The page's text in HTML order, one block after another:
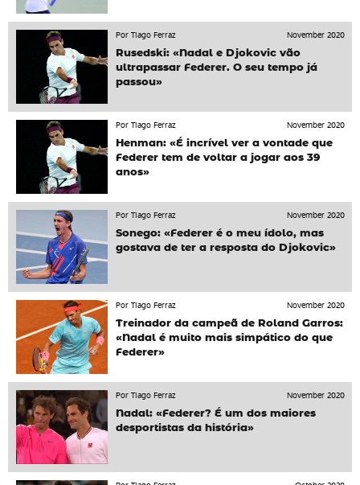
Por Tiago Ferraz
November 2020
Rusedski: «Nadal e Djokovic vão
ultrapassar Federer. O seu tempo já
passou»
Por Tiago Ferraz
November 2020
Henman: «É incrível ver a vontade que
Federer tem de voltar a jogar aos 39
anos»
Por Tiago Ferraz
November 2020
Sonego: «Federer é o meu ídolo, mas
gostava de ter a resposta do Djokovic»
Por Tiago Ferraz
November 2020
Treinador da campeã de Roland Garros:
«Nadal é muito mais simpático do que
Federer»
Por Tiago Ferraz
November 2020
Nadal: «Federer? É um dos maiores
desportistas da história»